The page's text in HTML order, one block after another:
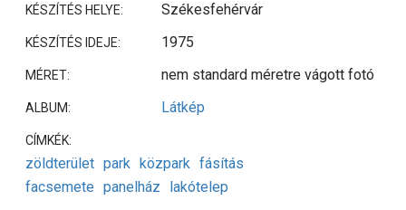
KÉSZÍTÉS HELYE: Székesfehérvár
KÉSZÍTÉS IDEJE: 1975
MÉRET: nem standard méretre vágott fotó
ALBUM: Látkép
CÍMKÉK:
zöldterület park közpark fásítás
facsemete panelház lakótelep